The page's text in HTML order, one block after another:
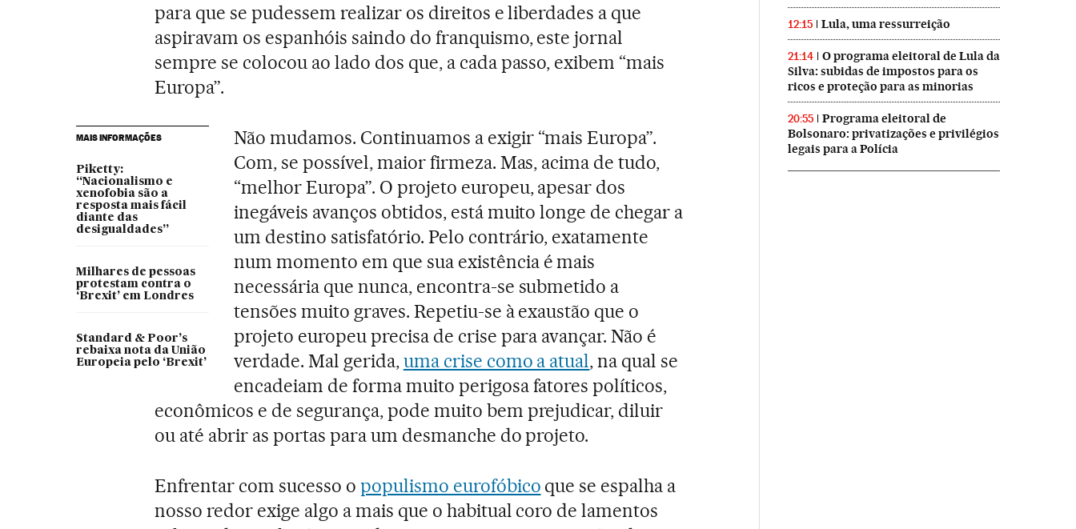
para que se pudessem realizar os direitos e liberdades a que
aspiravam os espanhóis saindo do franquismo, este jornal
sempre se colocou ao lado dos que, a cada passo, exibem “mais
Europa”.
MAIS INFORMAÇÕES
Piketty:
“Nacionalismo e
xenofobia são a
resposta mais fácil
diante das
desigualdades”
Milhares de pessoas
protestam contra o
‘Brexit’ em Londres
Standard & Poor’s
rebaixa nota da União
Europeia pelo ‘Brexit’
Não mudamos. Continuamos a exigir “mais Europa”.
Com, se possível, maior firmeza. Mas, acima de tudo,
“melhor Europa”. O projeto europeu, apesar dos
inegáveis avanços obtidos, está muito longe de chegar a
um destino satisfatório. Pelo contrário, exatamente
num momento em que sua existência é mais
necessária que nunca, encontra-se submetido a
tensões muito graves. Repetiu-se à exaustão que o
projeto europeu precisa de crise para avançar. Não é
verdade. Mal gerida, uma crise como a atual, na qual se
encadeiam de forma muito perigosa fatores políticos,
econômicos e de segurança, pode muito bem prejudicar, diluir
ou até abrir as portas para um desmanche do projeto.
Enfrentar com sucesso o populismo eurofóbico que se espalha a
nosso redor exige algo a mais que o habitual coro de lamentos
12:15 Lula, uma ressurreição
21:14
O programa eleitoral de Lula da
Silva: subidas de impostos para os
ricos e proteção para as minorias
20:55
Programa eleitoral de
Bolsonaro: privatizações e privilégios
legais para a Polícia